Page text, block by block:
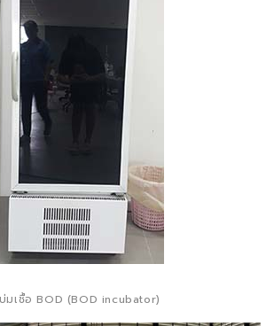
มเชื้อ BOD (BOD incubator)